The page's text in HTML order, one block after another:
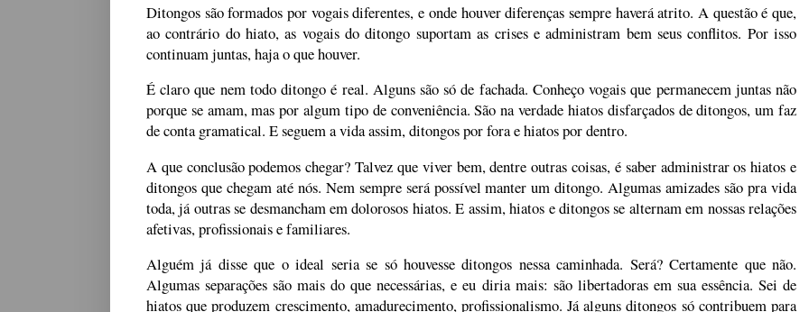
Ditongos são formados por vogais diferentes, e onde houver diferenças sempre haverá atrito. A questão é que,
ao contrário do hiato, as vogais do ditongo suportam as crises e administram bem seus conflitos. Por isso
continuam juntas, haja o que houver.
É claro que nem todo ditongo é real. Alguns são só de fachada. Conheço vogais que permanecem juntas não
porque se amam, mas por algum tipo de conveniência. São na verdade hiatos disfarçados de ditongos, um faz
de conta gramatical. E seguem a vida assim, ditongos por fora e hiatos por dentro.
A que conclusão podemos chegar? Talvez que viver bem, dentre outras coisas, é saber administrar os hiatos e
ditongos que chegam até nós. Nem sempre será possível manter um ditongo. Algumas amizades são pra vida
toda, já outras se desmancham em dolorosos hiatos. E assim, hiatos e ditongos se alternam em nossas relações
afetivas, profissionais e familiares.
Alguém já disse que o ideal seria se só houvesse ditongos nessa caminhada. Será? Certamente que não.
Algumas separações são mais do que necessárias, e eu diria mais: são libertadoras em sua essência. Sei de
hiatos que produzem crescimento, amadurecimento, profissionalismo. Já alguns ditongos só contribuem para